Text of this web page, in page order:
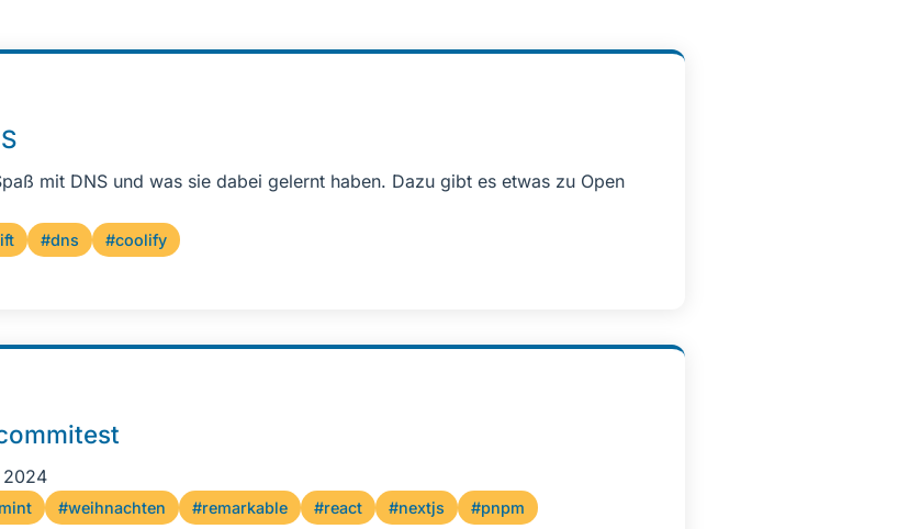
mit DNS und was sie dabei gelernt haben. Dazu gibt es etwas zu Open
#dns #coolify
2024
#weihnachten #remarkable #react #nextjs
#pnpm